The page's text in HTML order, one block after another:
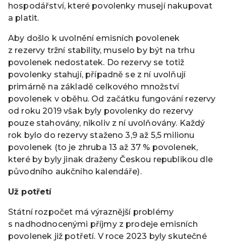
hospodářství, které povolenky musejí nakupovat
a platit.
Aby došlo k uvolnění emisních povolenek
z rezervy tržní stability, muselo by být na trhu
povolenek nedostatek. Do rezervy se totiž
povolenky stahují, případně se z ní uvolňují
primárně na základě celkového množství
povolenek v oběhu. Od začátku fungování rezervy
od roku 2019 však byly povolenky do rezervy
pouze stahovány, nikoliv z ní uvolňovány. Každý
rok bylo do rezervy staženo 3,9 až 5,5 milionu
povolenek (to je zhruba 13 až 37 % povolenek,
které by byly jinak draženy Českou republikou dle
původního aukčního kalendáře).
Už potřetí
Státní rozpočet má výraznější problémy
s nadhodnocenými příjmy z prodeje emisních
povolenek již potřetí. V roce 2023 byly skutečné